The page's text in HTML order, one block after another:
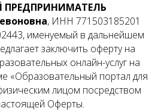
, ИНН 771503185201
именуемый в дальнейшем
заключить оферту на
онлайн-услуг на
«Образовательный портал для
лицом посредством
Оферты.